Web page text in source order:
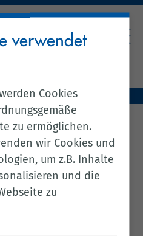
5 / 2026 vom 14.01.2026
Seite
/ 2026 vom
gem. BImSchG
verwendet
Cookies
zu ermöglichen.
wir Cookies und
um z.B. Inhalte
und die
zu